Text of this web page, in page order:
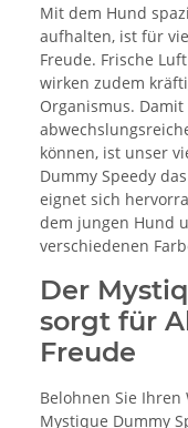
Mit dem Hund
aufhalten, ist für
Freude. Frische
wirken zudem
Organismus.
können, ist unser
Dummy Speedy
eignet sich
dem jungen Hund
verschiedenen
Der
sorgt für
Freude
Belohnen Sie
Mystique Dummy